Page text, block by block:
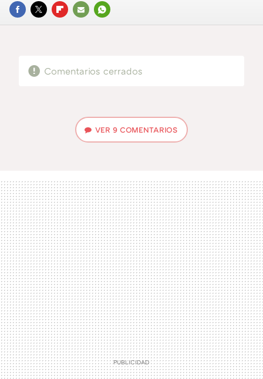
FACEBOOK
TWITTERFLIPBOARD
E-
WHATSAPP
Comentarios cerrados
VER 9 COMENTARIOS